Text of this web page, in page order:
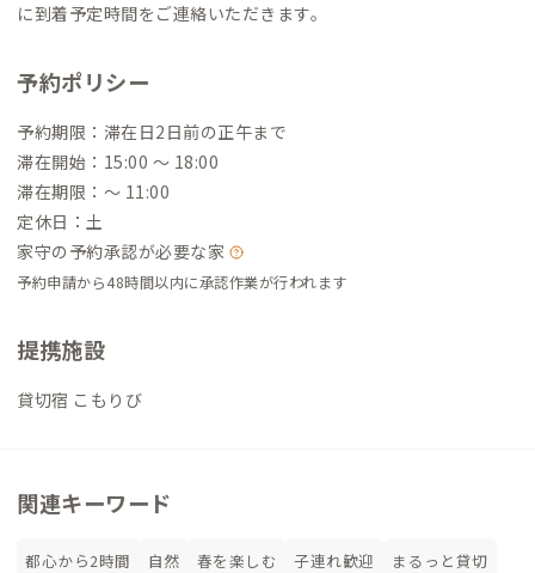
に到着予定時間をご連絡いただきます。
予約ポリシー
予約期限：滞在日2日前の正午まで
滞在開始：15:00 〜 18:00
滞在期限：〜 11:00
定休日：土
家守の予約承認が必要な家
予約申請から48時間以内に承認作業が行われます
提携施設
貸切宿 こもりび
関連キーワード
都心から2時間 自然 春を楽しむ 子連れ歓迎
まるっと貸切